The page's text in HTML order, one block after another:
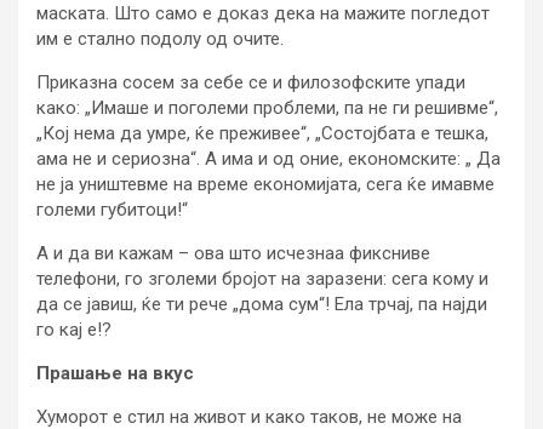
маската. Што само е доказ дека на мажите погледот
им е стално подолу од очите.
Приказна сосем за себе се и филозофските упади
како: „Имаше и поголеми проблеми, па не ги решивме“,
„Кој нема да умре, ќе преживее“, „Состојбата е тешка,
ама не и сериозна“. А има и од оние, економските: „ Да
не ја уништевме на време економијата, сега ќе имавме
големи губитоци!“
А и да ви кажам – ова што исчезнаа фиксниве
телефони, го зголеми бројот на заразени: сега кому и
да се јавиш, ќе ти рече „дома сум“! Ела трчај, па најди
го кај е!?
Прашање на вкус
Хуморот е стил на живот и како таков, не може на